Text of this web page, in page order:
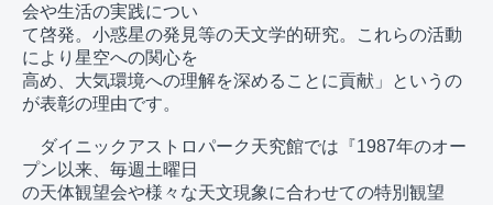
会や生活の実践につい
て啓発。小惑星の発見等の天文学的研究。これらの活動
により星空への関心を
高め、大気環境への理解を深めることに貢献」というの
が表彰の理由です。
ダイニックアストロパーク天究館では『1987年のオー
プン以来、毎週土曜日
の天体観望会や様々な天文現象に合わせての特別観望